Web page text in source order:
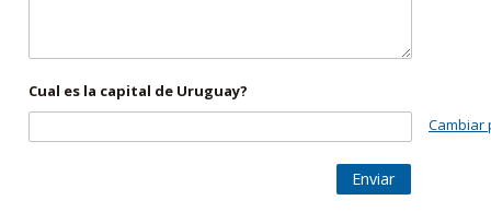
Cual es la capital de Uruguay?
Cambiar
Enviar